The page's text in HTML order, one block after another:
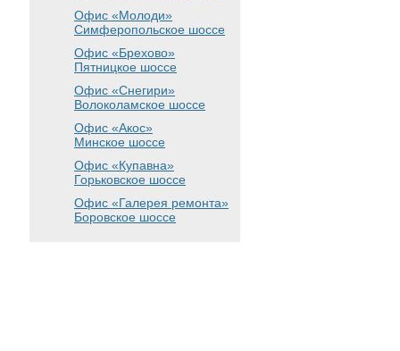
Офис «Молоди»
Симферопольское шоссе
Офис «Брехово»
Пятницкое шоссе
Офис «Снегири»
Волоколамское шоссе
Офис «Акос»
Минское шоссе
Офис «Купавна»
Горьковское шоссе
Офис «Галерея ремонта»
Боровское шоссе